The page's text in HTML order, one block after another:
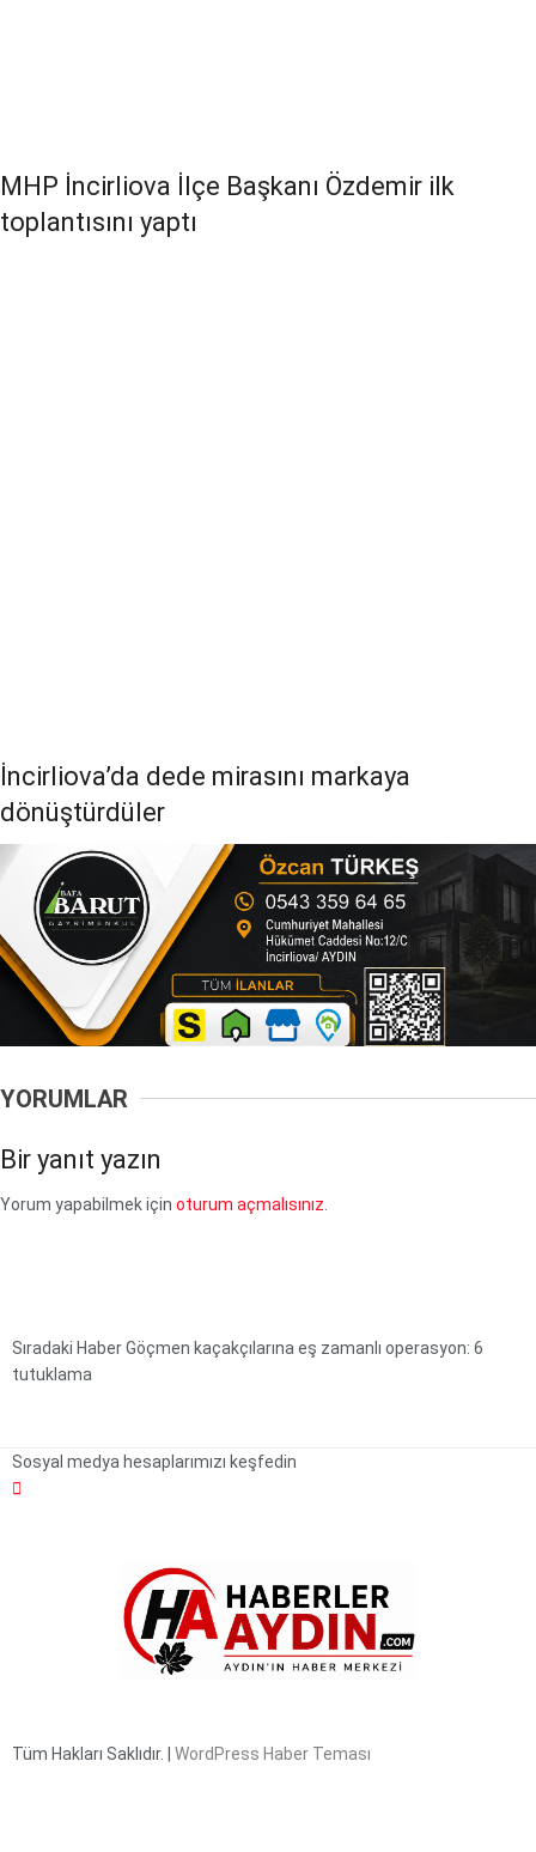
MHP İncirliova İlçe Başkanı Özdemir ilk
toplantısını yaptı
İncirliova’da dede mirasını markaya
dönüştürdüler
YORUMLAR
Bir yanıt yazın
Yorum yapabilmek için oturum açmalısınız
Sıradaki HaberGöçmen kaçakçılarına eş zamanlı operasyon: 6
tutuklama
Sosyal medya hesaplarımızı keşfedin
Tüm Hakları Saklıdır. | WordPress Haber Teması